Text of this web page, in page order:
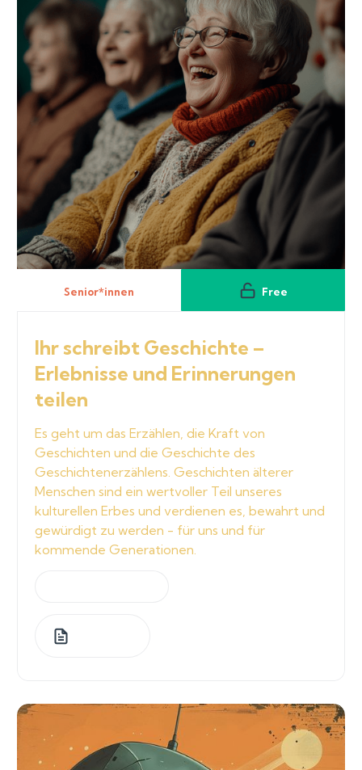
Senior*innen Free
Ihr schreibt Geschichte –
Erlebnisse und Erinnerungen
teilen
Es geht um das Erzählen, die Kraft von
Geschichten und die Geschichte des
Geschichtenerzählens. Geschichten älterer
Menschen sind ein wertvoller Teil unseres
kulturellen Erbes und verdienen es, bewahrt und
gewürdigt zu werden - für uns und für
kommende Generationen.